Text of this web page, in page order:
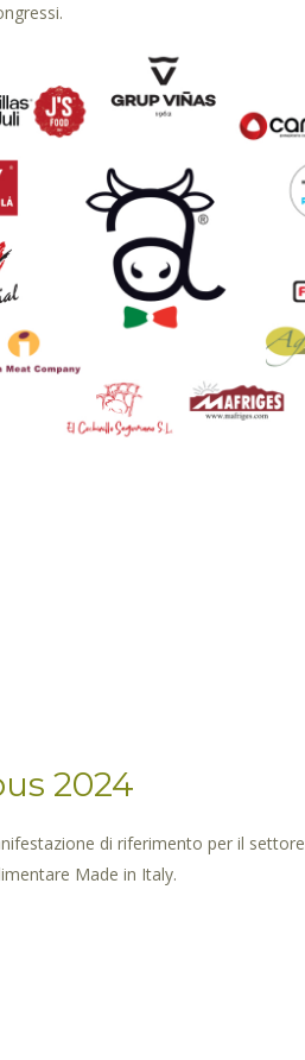
2024
di riferimento per il settore
Made in Italy.